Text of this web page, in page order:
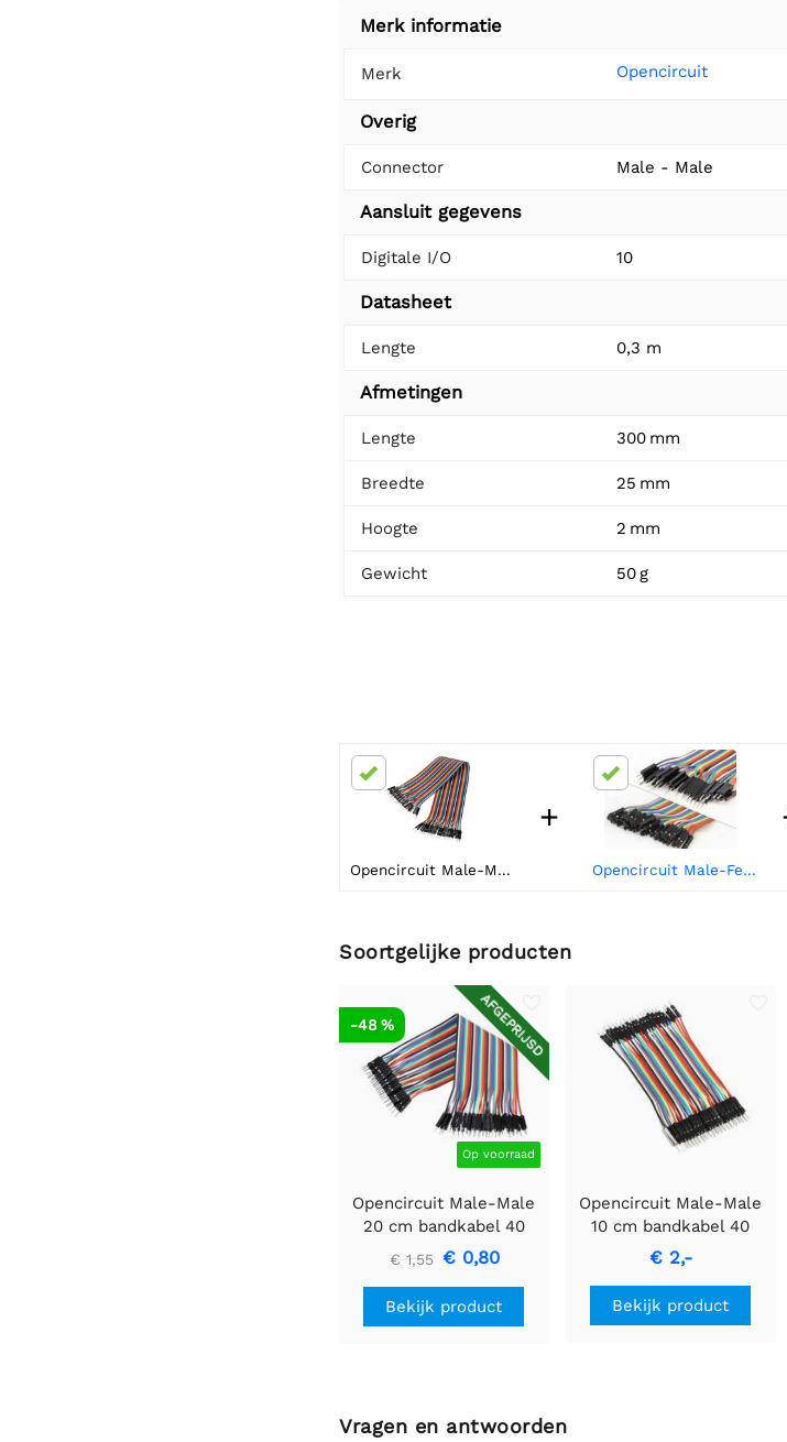
Merk informatie
Merk Opencircuit
Overig
Connector Male - Male
Aansluit gegevens
Digitale I/O 10
Datasheet
Lengte 0,3 m
Afmetingen
Lengte 300 mm
Breedte 25 mm
Hoogte 2 mm
Gewicht 50 g
Opencircuit Male-Male 30 cm bandkabel 40 stuks
+
Opencircuit Male-Female 20 cm bandkabel 40 stuks
Soortgelijke producten
AFGEPRIJSD
Op voorraad
-48 %
Opencircuit Male-Male
20 cm bandkabel 40
stuks
€ 1,55 € 0,80
Bekijk product
Opencircuit Male-Male
10 cm bandkabel 40
stuks
€ 2,-
Bekijk product
Vragen en antwoorden